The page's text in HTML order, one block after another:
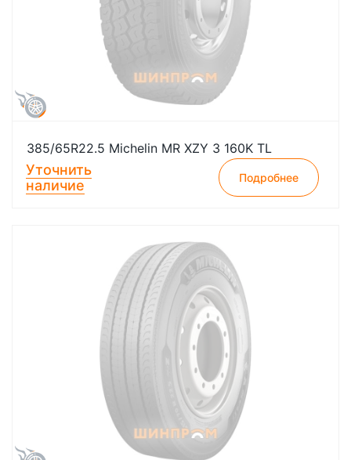
385/65R22.5 Michelin MR XZY 3 160K TL
Уточнить
наличие
Подробнее